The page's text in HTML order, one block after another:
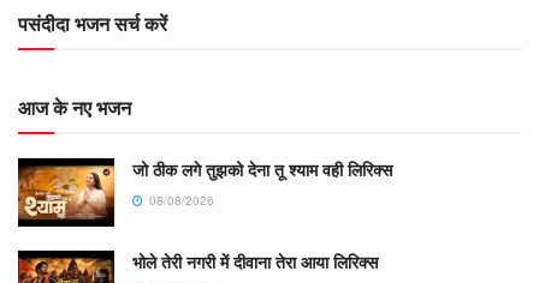
पसंदीदा भजन सर्च करें
आज के नए भजन
जो ठीक लगे तुझको देना तू श्याम वही लिरिक्स
08/08/2026
भोले तेरी नगरी में दीवाना तेरा आया लिरिक्स